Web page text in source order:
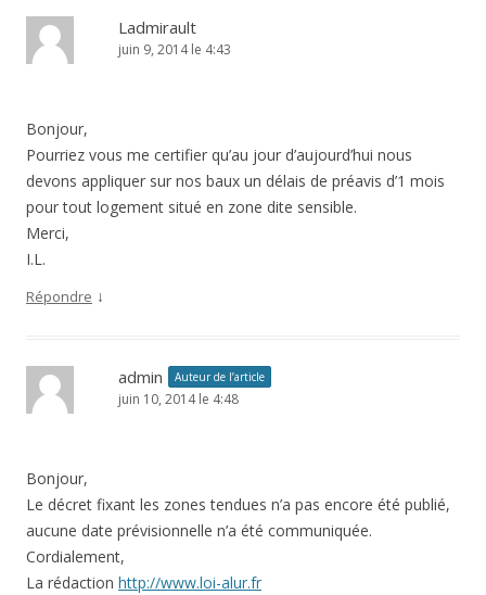
Ladmirault
juin 9, 2014 le 4:43
Bonjour,
Pourriez vous me certifier qu’au jour d’aujourd’hui nous
devons appliquer sur nos baux un délais de préavis d’1 mois
pour tout logement situé en zone dite sensible.
Merci,
I.L.
Répondre ↓
admin Auteur de l’article
juin 10, 2014 le 4:48
Bonjour,
Le décret fixant les zones tendues n’a pas encore été publié,
aucune date prévisionnelle n’a été communiquée.
Cordialement,
La rédaction http://www.loi-alur.fr